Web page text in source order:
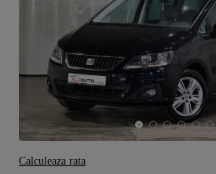
Calculeaza rata